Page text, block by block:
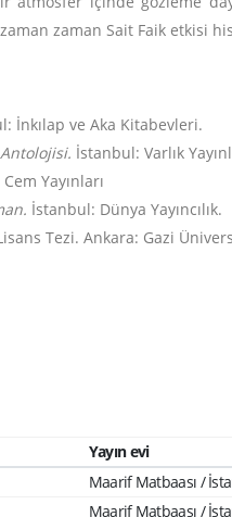
zaman zaman Sait Faik etkisi
İnkılap ve Aka Kitabevleri.
İstanbul: Varlık
Yayınları
İstanbul: Dünya Yayıncılık.
Tezi. Ankara: Gazi
Yayın evi
Maarif Matbaası /
Maarif Matbaası /